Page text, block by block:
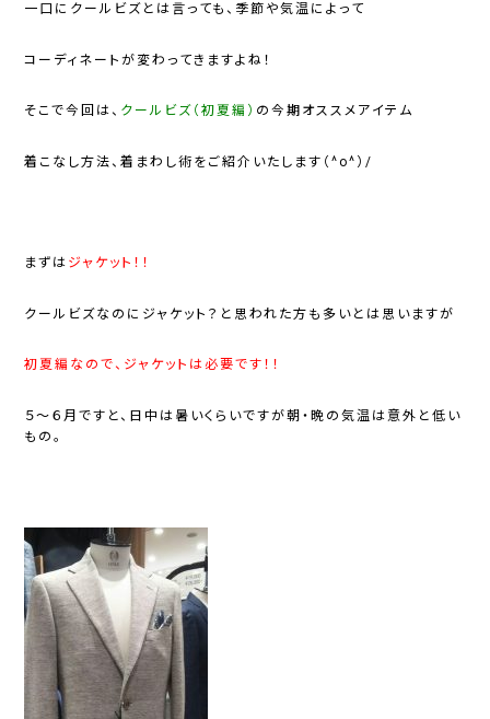
一口にクールビズとは言っても、季節や気温によって
コーディネートが変わってきますよね！
そこで今回は、 クールビズ（初夏編） の今期オススメアイテム
着こなし方法、着まわし術をご紹介いたします（^o^ ）/
まずは ジャケット！！
クールビズなのにジャケット？と思われた方も多いとは思いますが
初夏編なので、ジャケットは必要です！！
５～６月ですと、日中は暑いくらいですが朝・晩の気温は意外と低い
もの。